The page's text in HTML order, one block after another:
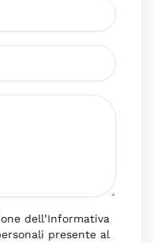
dell’Informativa
presente al